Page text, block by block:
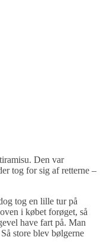
Den var
tog for sig af retterne –
tog en lille tur på
i købet forøget, så
have fart på. Man
store blev bølgerne